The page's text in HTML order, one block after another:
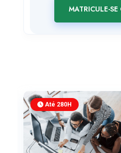
MATRICULE-
Até 280H